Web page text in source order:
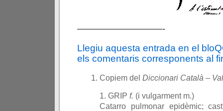
—————————-
Llegiu aquesta entrada en el
els comentaris corresponents al
Copiem del Diccionari Català –
1. GRIP f. (i vulgarment m.)
Catarro pulmonar epidèmic;